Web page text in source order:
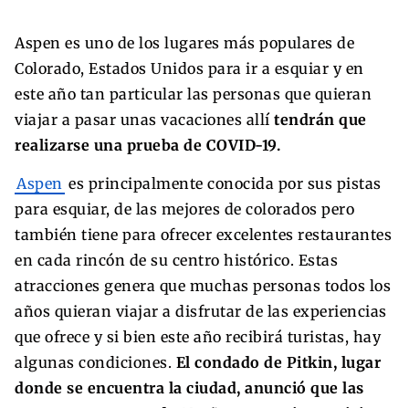
Aspen es uno de los lugares más populares de
Colorado, Estados Unidos para ir a esquiar y en
este año tan particular las personas que quieran
viajar a pasar unas vacaciones allí tendrán que
realizarse una prueba de COVID-19.
Aspen es principalmente conocida por sus pistas
para esquiar, de las mejores de colorados pero
también tiene para ofrecer excelentes restaurantes
en cada rincón de su centro histórico. Estas
atracciones genera que muchas personas todos los
años quieran viajar a disfrutar de las experiencias
que ofrece y si bien este año recibirá turistas, hay
algunas condiciones. El condado de Pitkin, lugar
donde se encuentra la ciudad, anunció que las